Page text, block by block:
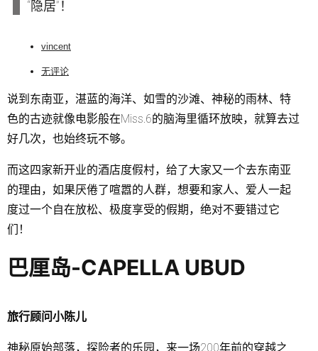
“隐居”！
vincent
无评论
说到东南亚，湛蓝的海洋、如雪的沙滩、神秘的雨林、特
色的古迹就像电影般在Miss.6的脑海里循环放映，就算去过
好几次，也始终玩不够。
而这四家新开业的酒店度假村，给了大家又一个去东南亚
的理由，如果厌倦了喧嚣的人群，想要和家人、爱人一起
度过一个自在放松、极度享受的假期，绝对不要错过它
们！
巴厘岛-CAPELLA UBUD
旅行顾问小陈儿
神秘原始部落，探险者的乐园，来一场200年前的穿越之